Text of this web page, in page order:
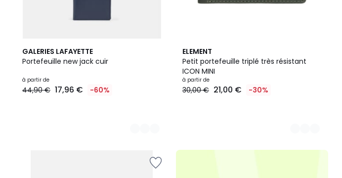
GALERIES LAFAYETTE
Portefeuille new jack cuir
Prix
à
à partir de
44,90 € 17,96 € -60%
2
Couleurs
ELEMENT
Petit portefeuille triplé très résistant
ICON MINI
à partir de
30,00 € 21,00 € -30%
3
Couleurs